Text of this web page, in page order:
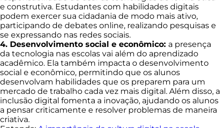
e construtiva. Estudantes com habilidades digitais
podem exercer sua cidadania de modo mais ativo,
participando de debates online, realizando pesquisas e
se expressando nas redes sociais.
4. Desenvolvimento social e econômico: a presença
da tecnologia nas escolas vai além do aprendizado
acadêmico. Ela também impacta o desenvolvimento
social e econômico, permitindo que os alunos
desenvolvam habilidades que os preparem para um
mercado de trabalho cada vez mais digital. Além disso, a
inclusão digital fomenta a inovação, ajudando os alunos
a pensar criticamente e resolver problemas de maneira
criativa.